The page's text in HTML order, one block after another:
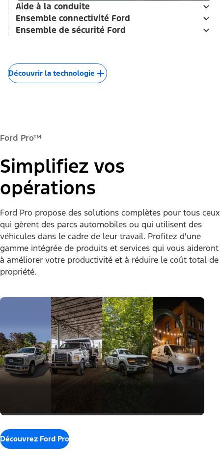
Aide à la conduite
Ensemble connectivité Ford
Ensemble de sécurité Ford
Découvrir la technologie
Ford Pro™
Simplifiez vos
opérations
Ford Pro propose des solutions complètes pour tous ceux
qui gèrent des parcs automobiles ou qui utilisent des
véhicules dans le cadre de leur travail. Profitez d'une
gamme intégrée de produits et services qui vous aideront
à améliorer votre productivité et à réduire le coût total de
propriété.
Découvrez Ford Pro